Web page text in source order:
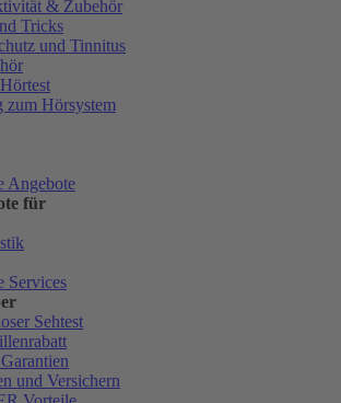
& Zubehör
Tricks
und Tinnitus
zum Hörsystem
Angebote
für
Services
Sehtest
und Versichern